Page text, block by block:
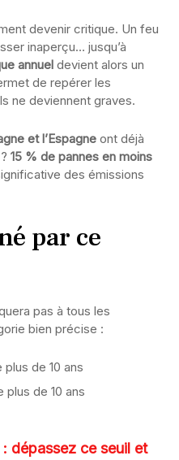
devenir critique. Un feu
inaperçu… jusqu’à
annuel devient alors un
de repérer les
ne deviennent graves.
et l’Espagne ont déjà
15 % de pannes en moins
des émissions
par ce
pas à tous les
bien précise :
plus de 10 ans
plus de 10 ans
dépassez ce seuil et